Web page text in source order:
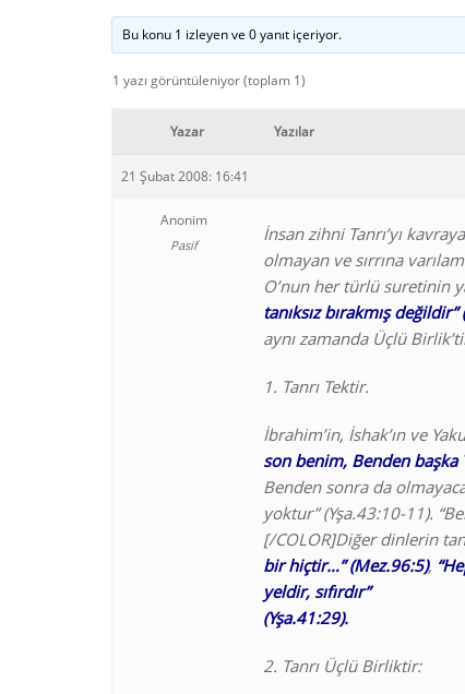
Bu konu 1 izleyen ve 0 yanıt içeriyor.
1 yazı görüntüleniyor (toplam 1)
Yazar Yazılar
21 Şubat 2008: 16:41
Anonim
Pasif
İnsan zihni Tanrı’yı
olmayan ve sırrına
O’nun her türlü suretinin
tanıksız bırakmış
aynı zamanda Üçlü
1. Tanrı Tektir.
İbrahim’in, İshak’ın ve
son benim, Benden başka
Benden sonra da
yoktur” (Yşa.43:10-11).
[/COLOR]Diğer dinlerin
bir hiçtir…” (Mez.96:5),
yeldir, sıfırdır”
(Yşa.41:29).
2. Tanrı Üçlü Birliktir: